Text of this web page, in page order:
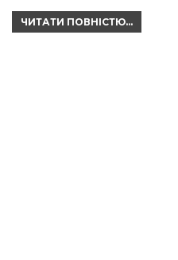
ЧИТАТИ ПОВНІСТЮ...